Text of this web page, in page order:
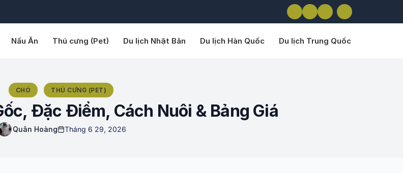
Nấu Ăn Thú cưng (Pet) Du lịch Nhật Bản Du lịch Hàn Quốc Du lịch Trung Quốc
CHÓ THÚ CƯNG (PET)
Đặc Điểm, Cách Nuôi & Bảng Giá
Quân Hoàng Tháng 6 29, 2026